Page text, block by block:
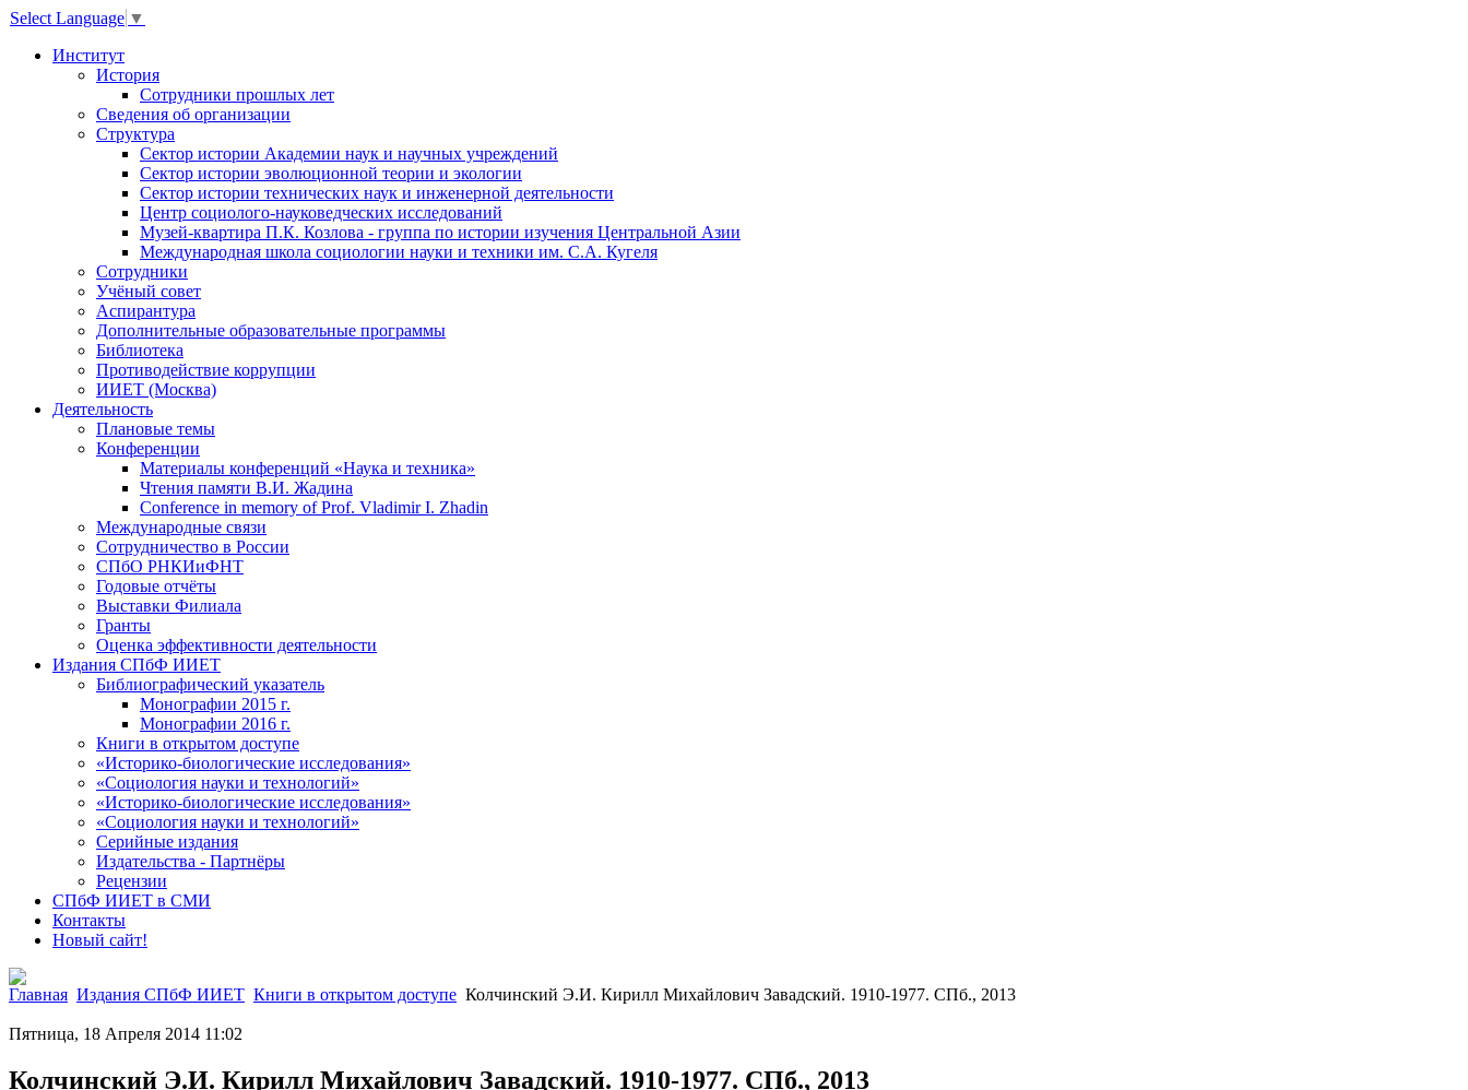
Select Language ▼
Институт
История
Сотрудники прошлых лет
Сведения об организации
Структура
Сектор истории Академии наук и научных учреждений
Сектор истории эволюционной теории и экологии
Сектор истории технических наук и инженерной деятельности
Центр социолого-науковедческих исследований
Музей-квартира П.К. Козлова - группа по истории изучения Центральной Азии
Международная школа социологии науки и техники им. С.А. Кугеля
Сотрудники
Учёный совет
Аспирантура
Дополнительные образовательные программы
Библиотека
Противодействие коррупции
ИИЕТ (Москва)
Деятельность
Плановые темы
Конференции
Материалы конференций «Наука и техника»
Чтения памяти В.И. Жадина
Conference in memory of Prof. Vladimir I. Zhadin
Международные связи
Сотрудничество в России
СПбО РНКИиФНТ
Годовые отчёты
Выставки Филиала
Гранты
Оценка эффективности деятельности
Издания СПбФ ИИЕТ
Библиографический указатель
Монографии 2015 г.
Монографии 2016 г.
Книги в открытом доступе
«Историко-биологические исследования»
«Социология науки и технологий»
«Историко-биологические исследования»
«Социология науки и технологий»
Серийные издания
Издательства - Партнёры
Рецензии
СПбФ ИИЕТ в СМИ
Контакты
Новый сайт!
Главная Издания СПбФ ИИЕТ Книги в открытом доступе Колчинский Э.И. Кирилл Михайлович Завадский. 1910-1977. СПб., 2013
Пятница, 18 Апреля 2014 11:02
Колчинский Э.И. Кирилл Михайлович Завадский. 1910-1977. СПб., 2013